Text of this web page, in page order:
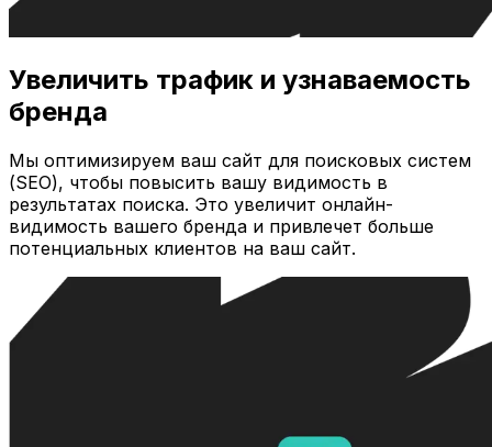
Увеличить трафик и узнаваемость
бренда
Мы оптимизируем ваш сайт для поисковых систем
(SEO), чтобы повысить вашу видимость в
результатах поиска. Это увеличит онлайн-
видимость вашего бренда и привлечет больше
потенциальных клиентов на ваш сайт.